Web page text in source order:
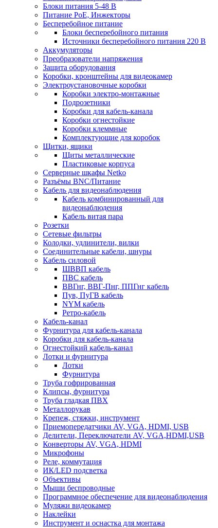
Блоки питания 5-48 В
Питание PoE, Инжекторы
Бесперебойное питание
Блоки бесперебойного питания
Источники бесперебойного питания 220 В
Аккумуляторы
Преобразователи напряжения
Защита оборудования
Коробки, кронштейны для видеокамер
Электроустановочные коробки
Коробки электро-монтажные
Подрозетники
Коробки для кабель-канала
Коробки огнестойкие
Коробки клеммные
Комплектующие для коробок
Щитки, ящики
Щиты металлические
Пластиковые корпуса
Серверные шкафы Netko
Разъёмы BNC/Питание
Кабель для видеонаблюдения
Кабель комбинированный для
видеонаблюдения
Кабель витая пара
Розетки
Сетевые фильтры
Колодки, удлинители, вилки
Соединительные кабели, шнуры
Кабель силовой
ШВВП кабель
ПВС кабель
ВВГнг, ВВГ-Пнг, ППГнг кабель
Пув, ПуГВ кабель
NYM кабель
Ретро-кабель
Кабель-канал
Фурнитура для кабель-канала
Коробки для кабель-канала
Огнестойкий кабель-канал
Лотки и фурнитура
Лотки
Фурнитура
Труба гофрированная
Клипсы, фурнитура
Труба гладкая ПВХ
Металлорукав
Крепеж, стяжки, инструмент
Приемопередатчики AV, VGA, HDMI, USB
Делители, Переключатели AV, VGA,HDMI,USB
Конверторы AV, VGA, HDMI
Микрофоны
Реле, коммутация
ИК/LED подсветка
Объективы
Мыши беспроводные
Программное обеспечение для видеонаблюдения
Муляжи видеокамер
Наклейки
Инструмент и оснастка для монтажа